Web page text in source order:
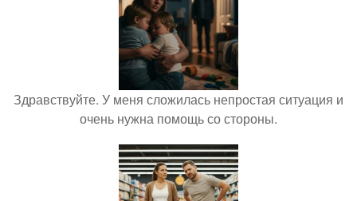
Здравствуйте. У меня сложилась непростая ситуация и
очень нужна помощь со стороны.